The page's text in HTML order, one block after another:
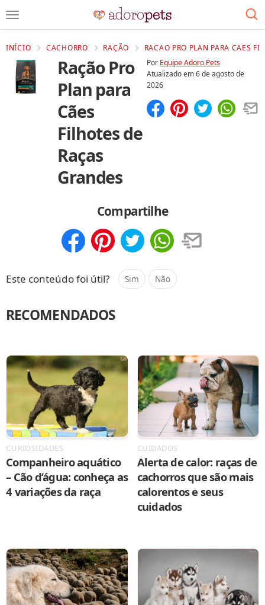
INÍCIO CACHORRO RAÇÃO RACAO PRO PLAN PARA CAES
Ração Pro
Plan para
Cães
Filhotes de
Raças
Grandes
Por Equipe Adoro Pets
Atualizado em6 de agosto de
2026
Compartilhe
Este conteúdo foi útil? Sim Não
RECOMENDADOS
CURIOSIDADES
Companheiro aquático
– Cão d’água: conheça as
4 variações da raça
CUIDADOS
Alerta de calor: raças de
cachorros que são mais
calorentos e seus
cuidados